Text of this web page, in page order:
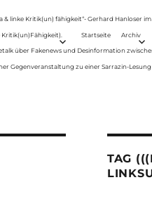
& linke Kritik(un) fähigkeit“- Gerhard Hanloser
Startseite Archiv
über Fakenews und Desinformation
Gegenveranstaltung zu einer Sarrazin-Lesung
TAG